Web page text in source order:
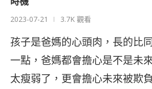
2023-07-21 3.7K 觀看
孩子是爸媽的心頭肉，長的比
一點，爸媽都會擔心是不是未
太瘦弱了，更會擔心未來被欺